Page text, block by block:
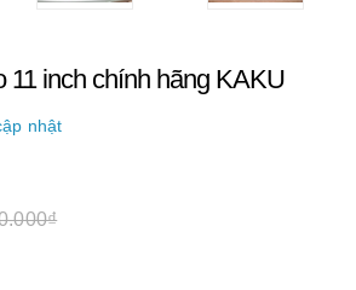
11 inch chính hãng KAKU
nhật